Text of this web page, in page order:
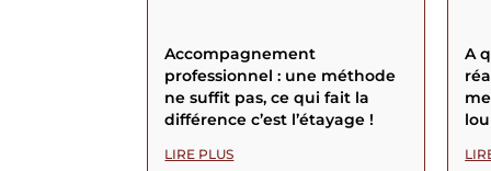
Accompagnement
professionnel : une méthode
ne suffit pas, ce qui fait la
différence c’est l’étayage !
LIRE PLUS
A